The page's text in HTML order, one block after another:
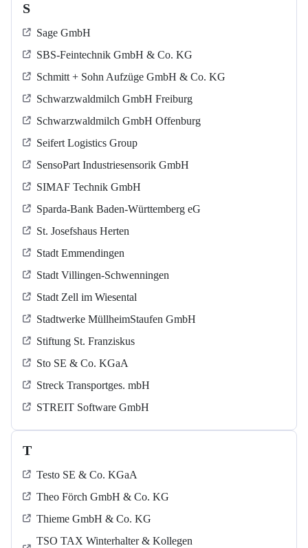
S
Sage GmbH
SBS-Feintechnik GmbH & Co. KG
Schmitt + Sohn Aufzüge GmbH & Co. KG
Schwarzwaldmilch GmbH Freiburg
Schwarzwaldmilch GmbH Offenburg
Seifert Logistics Group
SensoPart Industriesensorik GmbH
SIMAF Technik GmbH
Sparda-Bank Baden-Württemberg eG
St. Josefshaus Herten
Stadt Emmendingen
Stadt Villingen-Schwenningen
Stadt Zell im Wiesental
Stadtwerke MüllheimStaufen GmbH
Stiftung St. Franziskus
Sto SE & Co. KGaA
Streck Transportges. mbH
STREIT Software GmbH
T
Testo SE & Co. KGaA
Theo Förch GmbH & Co. KG
Thieme GmbH & Co. KG
TSO TAX Winterhalter & Kollegen